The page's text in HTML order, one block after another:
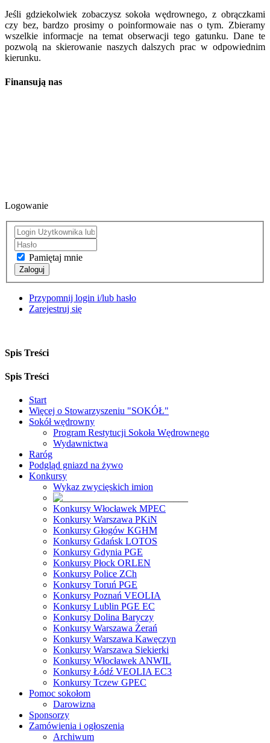
Jeśli gdziekolwiek zobaczysz sokoła wędrownego, z obrączkami
czy bez, bardzo prosimy o poinformowaie nas o tym. Zbieramy
wszelkie informacje na temat obserwacji tego gatunku. Dane te
pozwolą na skierowanie naszych dalszych prac w odpowiednim
kierunku.
Finansują nas
Logowanie
Pamiętaj mnie
Zaloguj
Przypomnij login i/lub hasło
Zarejestruj się
Spis Treści
Spis Treści
Start
Więcej o Stowarzyszeniu "SOKÓŁ"
Sokół wędrowny
Program Restytucji Sokoła Wędrownego
Wydawnictwa
Raróg
Podgląd gniazd na żywo
Konkursy
Wykaz zwycięskich imion
Konkursy Włocławek MPEC
Konkursy Warszawa PKiN
Konkursy Głogów KGHM
Konkursy Gdańsk LOTOS
Konkursy Gdynia PGE
Konkursy Płock ORLEN
Konkursy Police ZCh
Konkursy Toruń PGE
Konkursy Poznań VEOLIA
Konkursy Lublin PGE EC
Konkursy Dolina Baryczy
Konkursy Warszawa Żerań
Konkursy Warszawa Kawęczyn
Konkursy Warszawa Siekierki
Konkursy Włocławek ANWIL
Konkursy Łódź VEOLIA EC3
Konkursy Tczew GPEC
Pomoc sokołom
Darowizna
Sponsorzy
Zamówienia i ogłoszenia
Archiwum